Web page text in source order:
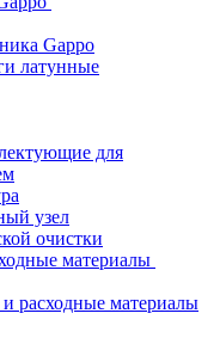
Gappo
латунные
для
узел
очистки
материалы
расходные материалы